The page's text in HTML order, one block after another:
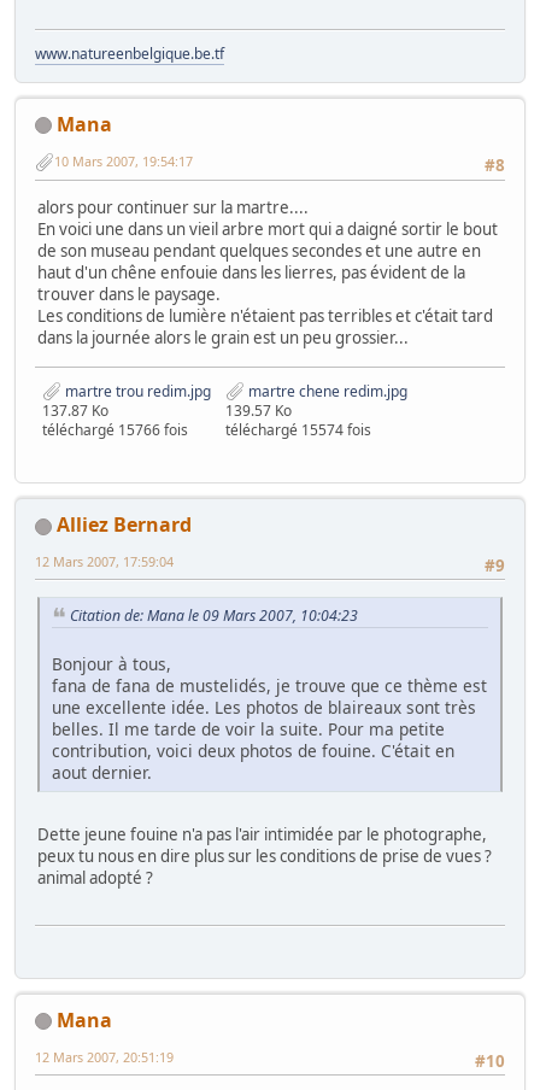
www.natureenbelgique.be.tf
Mana
#8
10 Mars 2007, 19:54:17
alors pour continuer sur la martre....
En voici une dans un vieil arbre mort qui a daigné sortir le bout
de son museau pendant quelques secondes et une autre en
haut d'un chêne enfouie dans les lierres, pas évident de la
trouver dans le paysage.
Les conditions de lumière n'étaient pas terribles et c'était tard
dans la journée alors le grain est un peu grossier...
martre trou redim.jpg
137.87 Ko
téléchargé 15766 fois
martre chene redim.jpg
139.57 Ko
téléchargé 15574 fois
Alliez Bernard
#9
12 Mars 2007, 17:59:04
Citation de: Mana le 09 Mars 2007, 10:04:23
Bonjour à tous,
fana de fana de mustelidés, je trouve que ce thème est
une excellente idée. Les photos de blaireaux sont très
belles. Il me tarde de voir la suite. Pour ma petite
contribution, voici deux photos de fouine. C'était en
aout dernier.
Dette jeune fouine n'a pas l'air intimidée par le photographe,
peux tu nous en dire plus sur les conditions de prise de vues ?
animal adopté ?
Mana
#10
12 Mars 2007, 20:51:19